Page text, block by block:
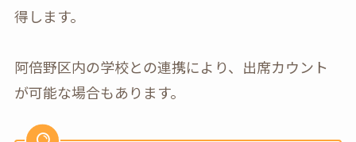
得します。
阿倍野区内の学校との連携により、出席カウント
が可能な場合もあります。